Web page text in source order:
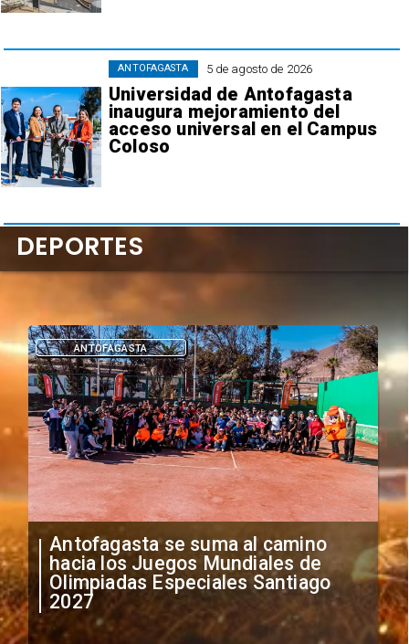
5 de agosto de 2026
Universidad de Antofagasta
inaugura mejoramiento del
acceso universal en el Campus
Coloso
ANTOFAGASTA
"Falta de profesionalismo": Sifup
anuncia medidas por situación
irregular de futbolistas
extranjeros
DEPORTES
DEPORTES